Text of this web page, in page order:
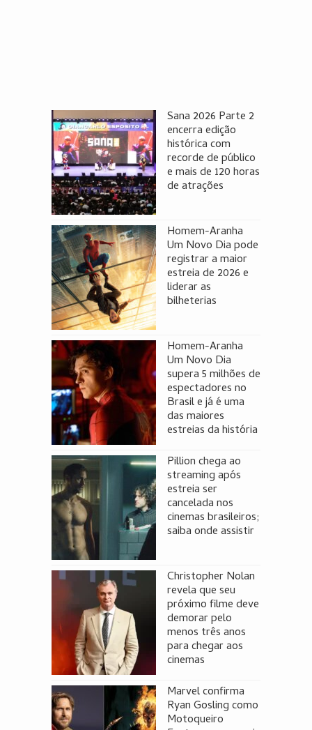
Sana 2026 Parte 2
encerra edição
histórica com
recorde de público
e mais de 120 horas
de atrações
Homem-Aranha
Um Novo Dia pode
registrar a maior
estreia de 2026 e
liderar as
bilheterias
Homem-Aranha
Um Novo Dia
supera 5 milhões de
espectadores no
Brasil e já é uma
das maiores
estreias da história
Pillion chega ao
streaming após
estreia ser
cancelada nos
cinemas brasileiros;
saiba onde assistir
Christopher Nolan
revela que seu
próximo filme deve
demorar pelo
menos três anos
para chegar aos
cinemas
Marvel confirma
Ryan Gosling como
Motoqueiro